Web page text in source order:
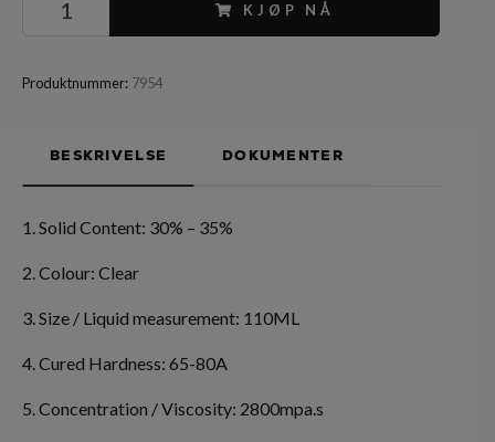
KJØP NÅ
Produktnummer: 7954
BESKRIVELSE DOKUMENTER
1. Solid Content: 30% – 35%
2. Colour: Clear
3. Size / Liquid measurement: 110ML
4. Cured Hardness: 65-80A
5. Concentration / Viscosity: 2800mpa.s